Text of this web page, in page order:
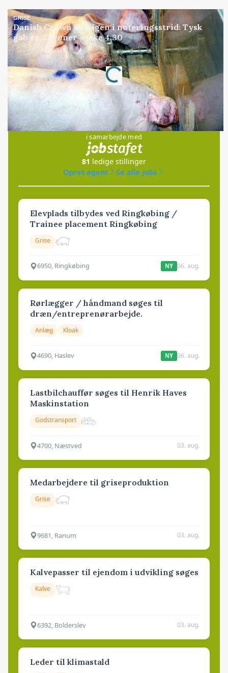
GRISE
Danish Crown slår igen i noteringsstrid: Tysk
gab er 3 kroner – ikke 4,30
Annonce
Loading...
Jobs
i samarbejde med
81 ledige stillinger
Opret agent
Se alle jobs
Elevplads tilbydes ved Ringkøbing /
Trainee placement Ringkøbing
Grise
6950, Ringkøbing NY 06. aug.
Rørlægger / håndmand søges til
dræn/entreprenørarbejde.
Anlæg Kloak
4690, Haslev NY 06. aug.
Lastbilchauffør søges til Henrik Haves
Maskinstation
Godstransport
4700, Næstved 03. aug.
Medarbejdere til griseproduktion
Grise
9681, Ranum 03. aug.
Kalvepasser til ejendom i udvikling søges
Kalve
6392, Bolderslev 03. aug.
Leder til klimastald